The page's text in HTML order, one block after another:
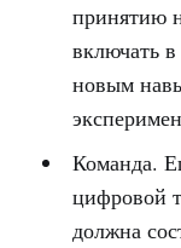
принятию
включать
новым
Команда.
цифровой
должна